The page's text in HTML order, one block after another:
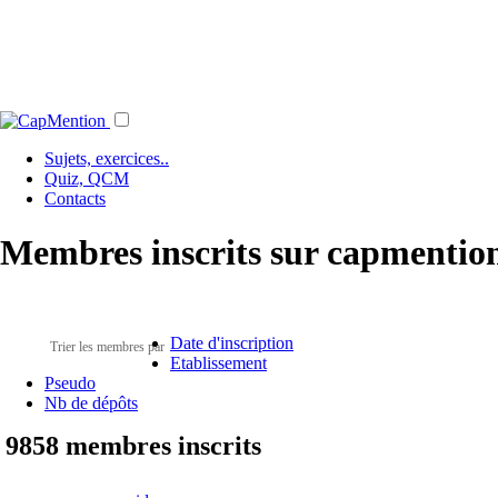
Sujets, exercices..
Quiz, QCM
Contacts
Membres inscrits sur
Trier les membres par Date d'inscription
Etablissement
Pseudo
Nb de dépôts
9858 membres inscrits